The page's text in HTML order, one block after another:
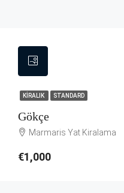
KIRALIK STANDARD
Gökçe
Marmaris Yat Kiralama
€1,000